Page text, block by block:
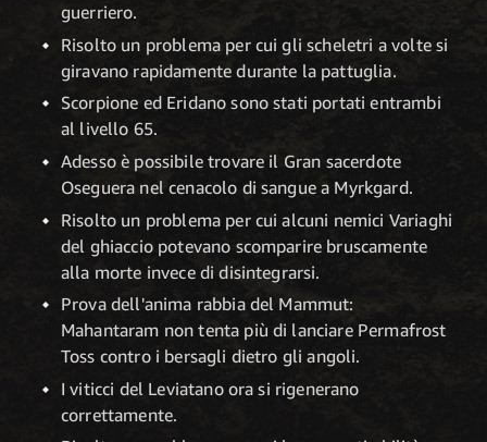
guerriero.
Risolto un problema per cui gli scheletri a volte si
giravano rapidamente durante la pattuglia.
Scorpione ed Eridano sono stati portati entrambi
al livello 65.
Adesso è possibile trovare il Gran sacerdote
Oseguera nel cenacolo di sangue a Myrkgard.
Risolto un problema per cui alcuni nemici Variaghi
del ghiaccio potevano scomparire bruscamente
alla morte invece di disintegrarsi.
Prova dell'anima rabbia del Mammut:
Mahantaram non tenta più di lanciare Permafrost
Toss contro i bersagli dietro gli angoli.
I viticci del Leviatano ora si rigenerano
correttamente.